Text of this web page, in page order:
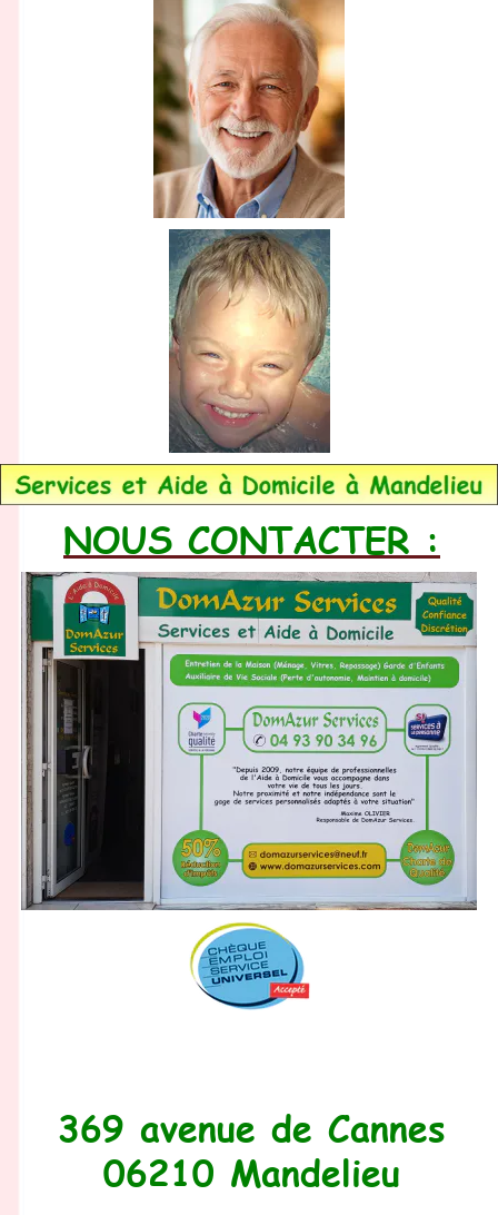
NOUS CONTACTER :
369 avenue de Cannes
06210 Mandelieu